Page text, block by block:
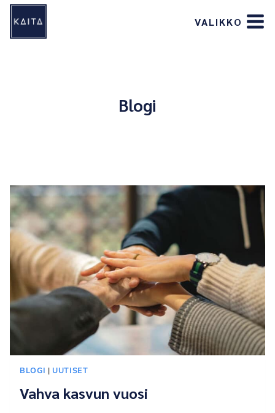
Siirry
sisältöön
VALIKKO
Blogi
BLOGI | UUTISET
Vahva kasvun vuosi